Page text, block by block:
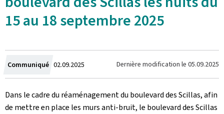
15 au 18 septembre 2025
Communiqué Crée
le
02.09.2025 Dernière modification le 05.09.2025
Dans le cadre du réaménagement du boulevard des Scillas, afin
de mettre en place les murs anti-bruit, le boulevard des Scillas